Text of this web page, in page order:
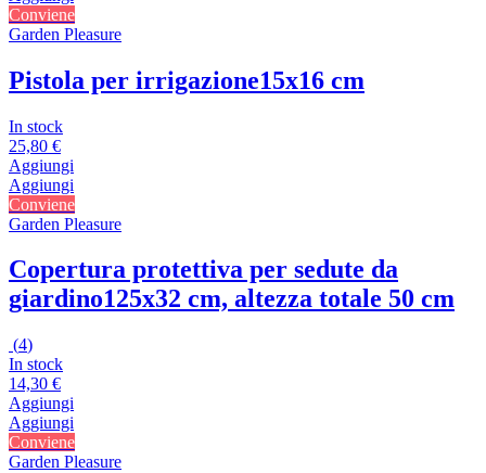
Conviene
Garden Pleasure
Pistola per irrigazione15x16 cm
In stock
25,80 €
Aggiungi
Aggiungi
Conviene
Garden Pleasure
Copertura protettiva per sedute da
giardino125x32 cm, altezza totale 50 cm
(4)
In stock
14,30 €
Aggiungi
Aggiungi
Conviene
Garden Pleasure